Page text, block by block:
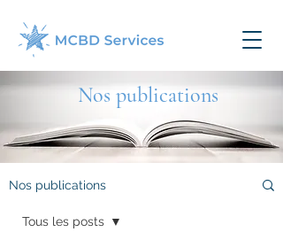
Nos publications
Nos publications
Tous les posts